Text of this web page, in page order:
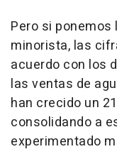
Pero si
minorista, las
acuerdo con los
las ventas de
han crecido un
consolidando a
experimentado